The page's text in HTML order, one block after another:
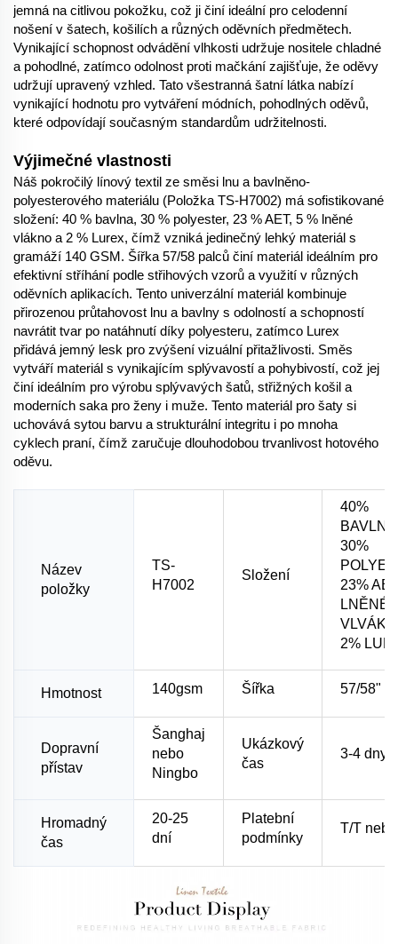
jemná na citlivou pokožku, což ji činí ideální pro celodenní
nošení v šatech, košilích a různých oděvních předmětech.
Vynikající schopnost odvádění vlhkosti udržuje nositele chladné
a pohodlné, zatímco odolnost proti mačkání zajišťuje, že oděvy
udržují upravený vzhled. Tato všestranná šatní látka nabízí
vynikající hodnotu pro vytváření módních, pohodlných oděvů,
které odpovídají současným standardům udržitelnosti.
Výjimečné vlastnosti
Náš pokročilý línový textil ze směsi lnu a bavlněno-
polyesterového materiálu (Položka TS-H7002) má sofistikované
složení: 40 % bavlna, 30 % polyester, 23 % AET, 5 % lněné
vlákno a 2 % Lurex, čímž vzniká jedinečný lehký materiál s
gramáží 140 GSM. Šířka 57/58 palců činí materiál ideálním pro
efektivní stříhání podle střihových vzorů a využití v různých
oděvních aplikacích. Tento univerzální materiál kombinuje
přirozenou průtahovost lnu a bavlny s odolností a schopností
navrátit tvar po natáhnutí díky polyesteru, zatímco Lurex
přidává jemný lesk pro zvýšení vizuální přitažlivosti. Směs
vytváří materiál s vynikajícím splývavostí a pohybivostí, což jej
činí ideálním pro výrobu splývavých šatů, střižných košil a
moderních saka pro ženy i muže. Tento materiál pro šaty si
uchovává sytou barvu a strukturální integritu i po mnoha
cyklech praní, čímž zaručuje dlouhodobou trvanlivost hotového
oděvu.
Název
položky
TS-
H7002
Složení
40%
BAVLNA
30%
23%
LNĚNÉ
2%
Hmotnost 140gsm Šířka 57/58"
Dopravní
přístav
Šanghaj
nebo
Ningbo
Ukázkový
čas
3-4 dny
Hromadný
čas
20-25
dní
Platební
podmínky
T/T